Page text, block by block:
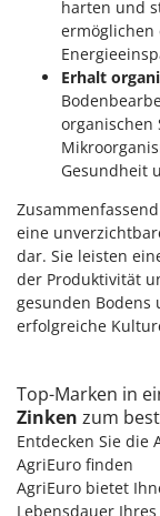
Mähroboter
Manuelle
Mulcher für
N
O
Obstpressen
Famag
Famur
FARMER
FBC
Ferrari
Ferroni
Ferrua
FIAC
FIEM
Fimar
Fiorentini
Fiskars
Flymo
Fontana
harten und
ermöglichen
Erhalt
organischen
Gesundheit
eine
dar. Sie leisten
der Produktivität
gesunden Bodens
erfolgreiche
Top-Marken in
Zinken zum
Entdecken Sie die
AgriEuro finden
AgriEuro bietet
Lebensdauer